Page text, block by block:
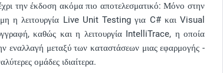
την έκδοση ακόμα πιο αποτελεσματικό: Μόνο στην
η λειτουργία Live Unit Testing για C# και Visual
καθώς και η λειτουργία IntelliTrace, η οποία
εναλλαγή μεταξύ των καταστάσεων μιας εφαρμογής -
ομάδες ιδιαίτερα.